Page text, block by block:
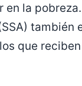
la
también
que